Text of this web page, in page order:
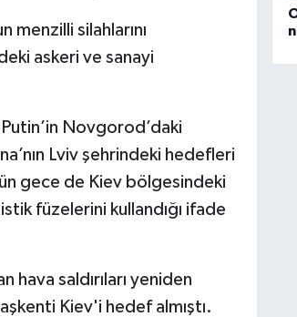
menzilli silahlarını
askeri ve sanayi
Putin’in Novgorod’daki
Lviv şehrindeki hedefleri
gece de Kiev bölgesindeki
füzelerini kullandığı ifade
hava saldırıları yeniden
Kiev'i hedef almıştı.